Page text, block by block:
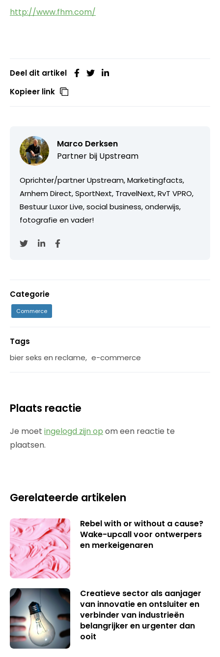
http://www.fhm.com/
Deel dit artikel
Kopieer link
Marco Derksen
Partner bij Upstream
Oprichter/partner Upstream, Marketingfacts,
Arnhem Direct, SportNext, TravelNext, RvT VPRO,
Bestuur Luxor Live, social business, onderwijs,
fotografie en vader!
Categorie
Commerce
Tags
bier seks en reclame, e-commerce
Plaats reactie
Je moet ingelogd zijn op om een reactie te
plaatsen.
Gerelateerde artikelen
Rebel with or without a cause?
Wake-upcall voor ontwerpers
en merkeigenaren
Creatieve sector als aanjager
van innovatie en ontsluiter en
verbinder van industrieën
belangrijker en urgenter dan
ooit